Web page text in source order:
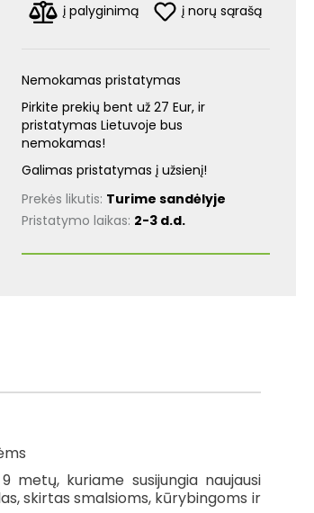
metų, kuriame susijungia naujausi
skirtas smalsioms, kūrybingoms ir
į palyginimą į norų sąrašą
Nemokamas pristatymas
Pirkite prekių bent už 27 Eur, ir
pristatymas Lietuvoje bus
nemokamas!
Galimas pristatymas į užsienį!
Prekės likutis: Turime sandėlyje
Pristatymo laikas: 2-3 d.d.